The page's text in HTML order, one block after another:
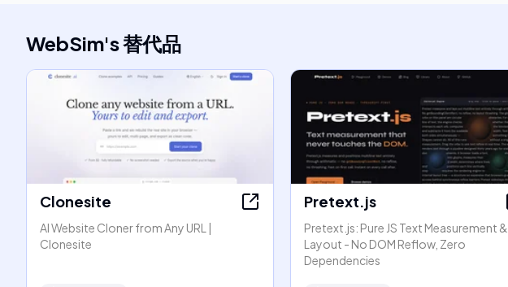
WebSim's替代品
Clonesite
AI Website Cloner from Any URL |
Clonesite
Pretext.js
Pretext.js: Pure JS Text Measurement &
Layout - No DOM Reflow, Zero
Dependencies